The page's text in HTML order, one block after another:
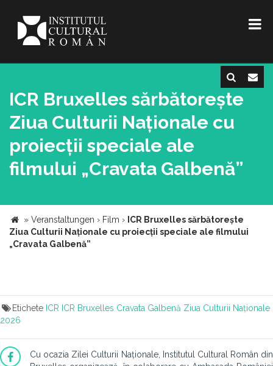
ICR Bruxelles sărbătorește
Ziua Culturii Naționale cu
proiecții speciale ale
filmului „Cravata Galbenă”
» Veranstaltungen › Film › ICR Bruxelles sărbătorește
Ziua Culturii Naționale cu proiecții speciale ale filmului
„Cravata Galbenă”
Etichete ICR ICR Bruxelles Cravata Galbenă Ziua Culturii Naționale
2026
Cu ocazia Zilei Culturii Naționale, Institutul Cultural Român din